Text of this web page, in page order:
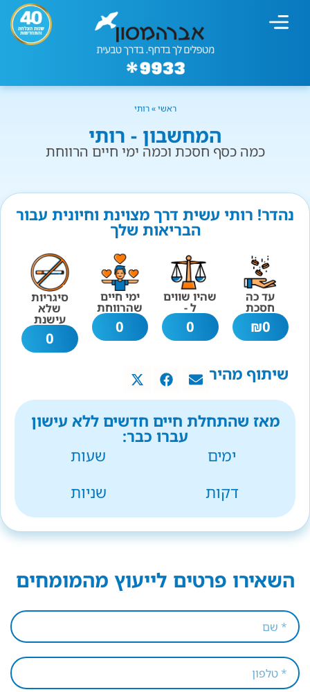
ראשי»רותי
המחשבון - רותי
כמה כסף חסכת וכמה ימי חיים הרווחת
נהדר! רותי עשית דרך מצוינת וחיונית עבור
הבריאות שלך
עד כה
חסכת
0
₪
שהיו שווים
ל -
0
ימי חיים
שהרווחת
0
סיגריות
שלא
עישנת
0
שיתוף מהיר
מאז שהתחלת חיים חדשים ללא עישון
עברו כבר:
ימים
שעות
דקות
שניות
השאירו פרטים לייעוץ מהמומחים